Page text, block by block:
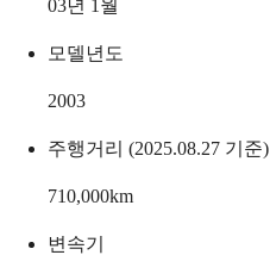
03년 1월
모델년도
2003
주행거리 (2025.08.27 기준)
710,000km
변속기